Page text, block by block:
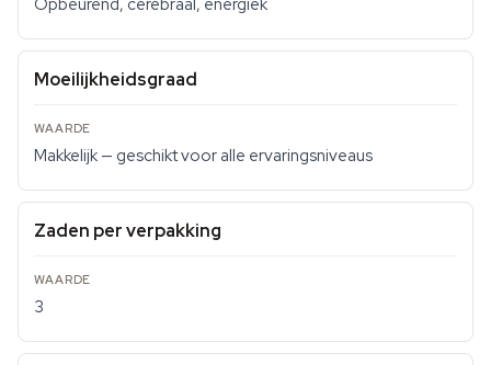
Opbeurend, cerebraal, energiek
Moeilijkheidsgraad
Makkelijk — geschikt voor alle ervaringsniveaus
Zaden per verpakking
3